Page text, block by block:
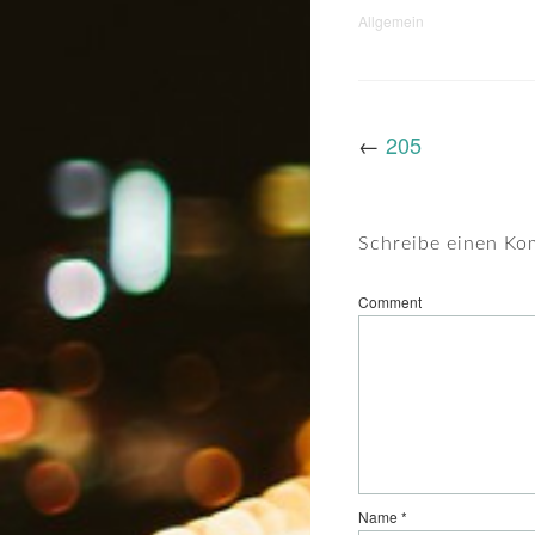
Allgemein
← 205
Schreibe einen
Comment
Name *